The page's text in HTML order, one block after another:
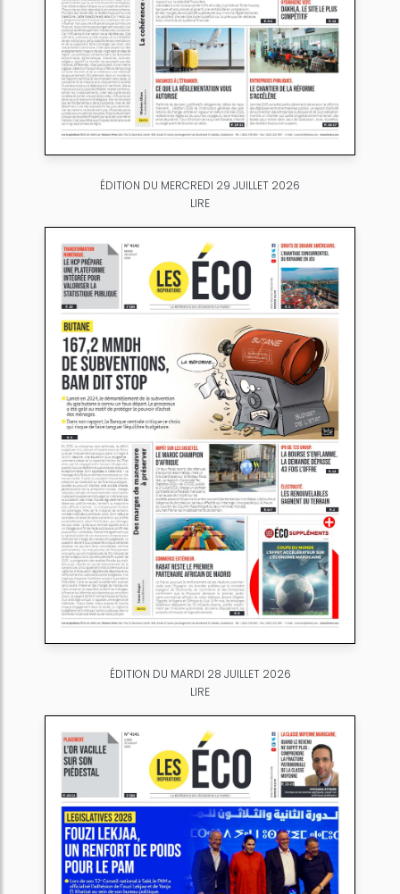
ÉDITION DU MERCREDI 29 JUILLET 2026
LIRE
ÉDITION DU MARDI 28 JUILLET 2026
LIRE